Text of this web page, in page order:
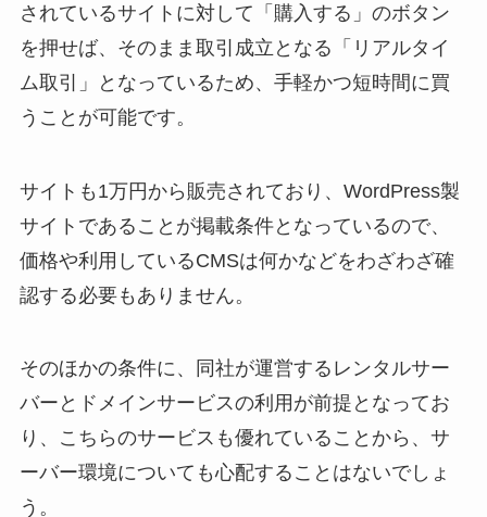
されているサイトに対して「購入する」のボタン
を押せば、そのまま取引成立となる「リアルタイ
ム取引」となっているため、手軽かつ短時間に買
うことが可能です。
サイトも1万円から販売されており、WordPress製
サイトであることが掲載条件となっているので、
価格や利用しているCMSは何かなどをわざわざ確
認する必要もありません。
そのほかの条件に、同社が運営するレンタルサー
バーとドメインサービスの利用が前提となってお
り、こちらのサービスも優れていることから、サ
ーバー環境についても心配することはないでしょ
う。